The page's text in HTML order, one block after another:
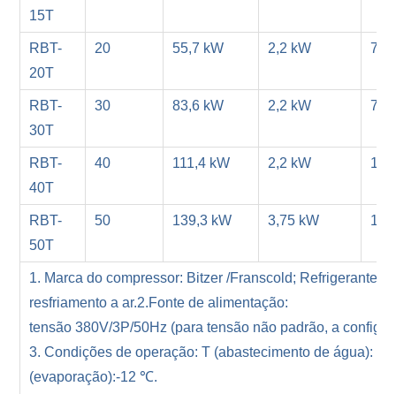
15T
RBT-
20T
20 55,7 kW 2,2 kW 7,5
RBT-
30T
30 83,6 kW 2,2 kW 7,5
RBT-
40T
40 111,4 kW 2,2 kW 11
RBT-
50T
50 139,3 kW 3,75 kW 15
1. Marca do compressor: Bitzer /Franscold; Refrigerante:
resfriamento a ar.2.Fonte de alimentação:
tensão 380V/3P/50Hz (para tensão não padrão, a
3. Condições de operação: T (abastecimento de água):
(evaporação):-12 ℃.